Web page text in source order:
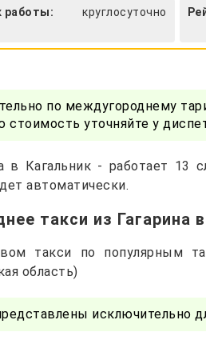
работы: круглосуточно
по междугороднему
уточняйте у
в Кагальник - работает
автоматически.
такси из Гагарина
такси по популярным
область)
исключительно